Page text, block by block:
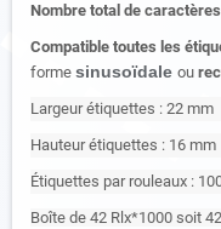
Nombre total de
Compatible toutes les
forme sinusoïdale ou
Largeur étiquettes : 22 mm
Hauteur étiquettes : 16 mm
Étiquettes par rouleaux :
Boîte de 42 Rlx*1000 soit